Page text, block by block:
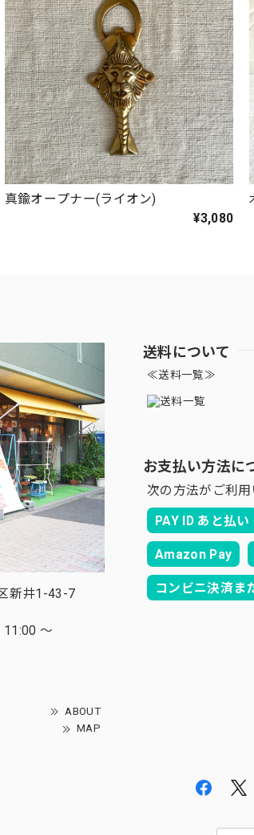
真鍮オープナー(ライオン)
¥3,080
新井1-43-7
～
ABOUT
MAP
送料について
≪送料一覧≫
お支払い方法に
次の方法がご利用
PAY ID あと払い
Amazon Pay
コンビニ決済ま